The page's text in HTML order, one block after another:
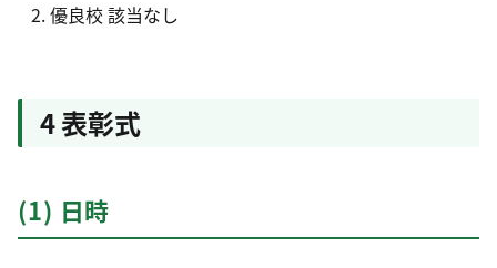
優良校 該当なし
4 表彰式
(1) 日時